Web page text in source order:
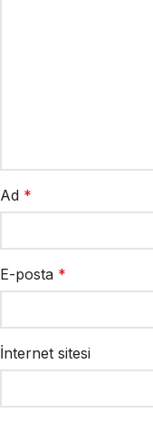
Ad *
E-posta *
İnternet sitesi